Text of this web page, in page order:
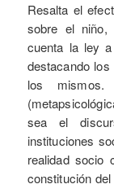
Resalta el
sobre el niño,
cuenta la ley
destacando
los
sea el
instituciones
realidad socio
constitución